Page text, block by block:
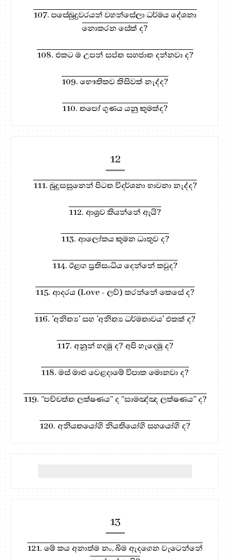
107. පසේබුදුවරයන් වහන්සේලා ධර්මය දේශනා
නොකරන සේක් ද?
108. එකට ම උපන් සප්ත සහජාත දන්නවා ද?
109. භෞතිකව කිසිවක් නැද්ද?
110. තපෝ ගුණය යනු කුමක්ද?
12
111. බුදුසසුනෙන් පිටත විදර්ශනා භාවනා නැද්ද?
112. ආශ්‍රව කියන්නේ ඇයි?
113. ආලෝකය කුමන ධාතුව ද?
114. ඊළඟ ප්‍රතිසංධිය දෙන්නේ කවුද?
115. ආදරය (Love - ලව්) කරන්නේ කෙසේ ද?
116. 'අනිත්‍ය' සහ 'අනිත්‍ය ධර්මතාවය' එකක් ද?
117. අනුන් හදමු ද? අපි හැදෙමු ද?
118. මස් මාළු වෙළදාමේ විපාක මොනවා ද?
119. “පච්චත්ත ලක්ෂණය” ද “සාමඤ්ඤ ලක්ෂණය” ද?
120. අනියතයෝගි නියතියෝගි සහයෝගි ද?
13
121. මේ කය අනාත්ම නං, බිම ඇදගෙන වැටෙන්නේ